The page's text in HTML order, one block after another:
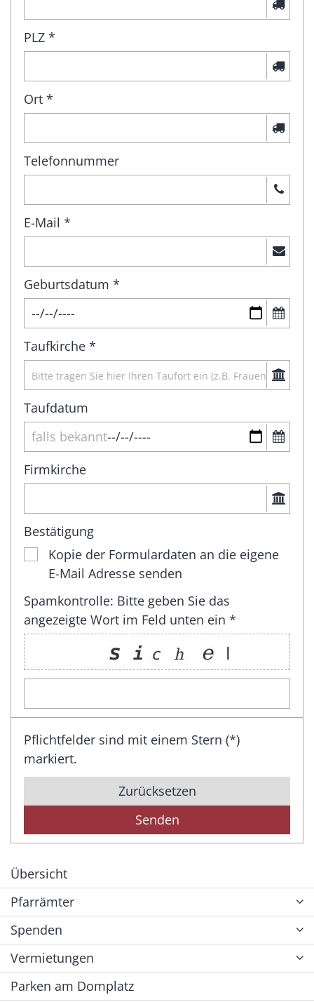
PLZ *
Ort *
Telefonnummer
E-Mail *
Geburtsdatum *
Taufkirche *
Taufdatum
Firmkirche
Bestätigung
Kopie der Formulardaten an die eigene
E-Mail Adresse senden
Spamkontrolle: Bitte geben Sie das
angezeigte Wort im Feld unten ein *
Pflichtfelder sind mit einem Stern (*)
markiert.
Zurücksetzen
Übersicht
Pfarrämter
Spenden
Vermietungen
Parken am Domplatz